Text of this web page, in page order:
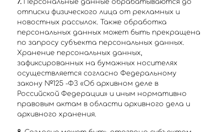
7. Персональные данные обрабатываются до
отписки физического лица от рекламных и
новостных рассылок. Также обработка
персональных данных может быть прекращена
по запросу субъекта персональных данных.
Хранение персональных данных,
зафиксированных на бумажных носителях
осуществляется согласно Федеральному
закону №125 -ФЗ «Об архивном деле в
Российской Федерации» и иным нормативно
правовым актам в области архивного дела и
архивного хранения.